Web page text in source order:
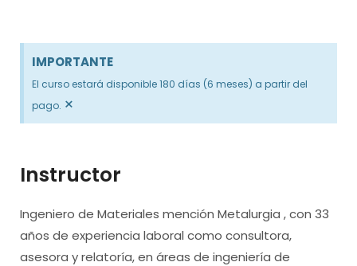
IMPORTANTE
El curso estará disponible 180 días (6 meses) a partir del
pago. ×
Instructor
Ingeniero de Materiales mención Metalurgia , con 33
años de experiencia laboral como consultora,
asesora y relatoría, en áreas de ingeniería de